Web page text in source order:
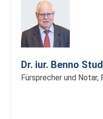
Dr. iur. Benno
Fürsprecher und Notar,